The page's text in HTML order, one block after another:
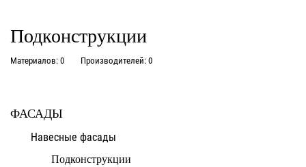
Подконструкции
Материалов: 0 Производителей: 0
ФАСАДЫ
Навесные фасады
Подконструкции